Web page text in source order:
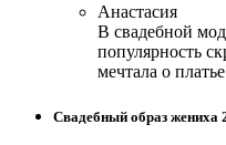
Анастасия
В свадебной
популярность
мечтала о
Свадебный образ жениха